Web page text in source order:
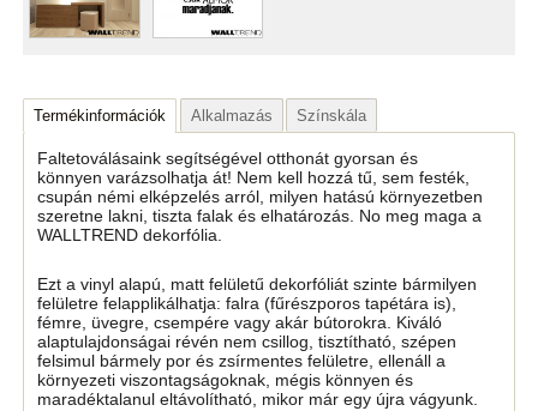
Termékinformációk Alkalmazás Színskála
Faltetoválásaink segítségével otthonát gyorsan és
könnyen varázsolhatja át! Nem kell hozzá tű, sem festék,
csupán némi elképzelés arról, milyen hatású környezetben
szeretne lakni, tiszta falak és elhatározás. No meg maga a
WALLTREND dekorfólia.
Ezt a vinyl alapú, matt felületű dekorfóliát szinte bármilyen
felületre felapplikálhatja: falra (fűrészporos tapétára is),
fémre, üvegre, csempére vagy akár bútorokra. Kiváló
alaptulajdonságai révén nem csillog, tisztítható, szépen
felsimul bármely por és zsírmentes felületre, ellenáll a
környezeti viszontagságoknak, mégis könnyen és
maradéktalanul eltávolítható, mikor már egy újra vágyunk.